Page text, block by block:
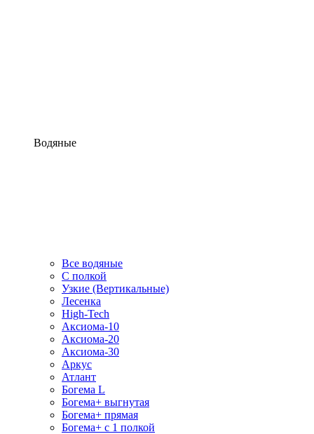
Водяные
Все водяные
С полкой
Узкие (Вертикальные)
Лесенка
High-Tech
Аксиома-10
Аксиома-20
Аксиома-30
Аркус
Атлант
Богема L
Богема+ выгнутая
Богема+ прямая
Богема+ с 1 полкой